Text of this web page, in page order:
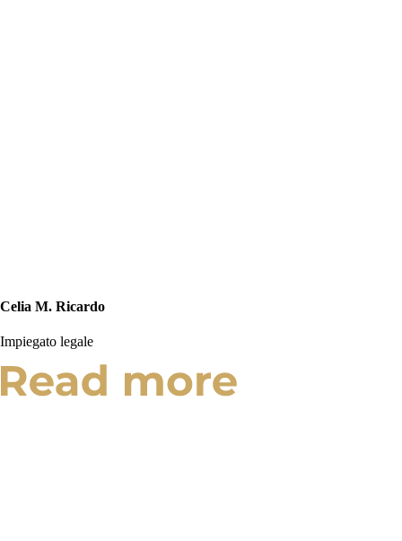
Celia M. Ricardo
Impiegato legale